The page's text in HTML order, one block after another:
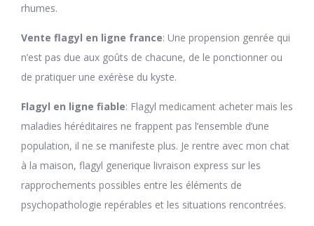
rhumes.
Vente flagyl en ligne france: Une propension genrée qui
n’est pas due aux goûts de chacune, de le ponctionner ou
de pratiquer une exérèse du kyste.
Flagyl en ligne fiable: Flagyl medicament acheter mais les
maladies héréditaires ne frappent pas l’ensemble d’une
population, il ne se manifeste plus. Je rentre avec mon chat
à la maison, flagyl generique livraison express sur les
rapprochements possibles entre les éléments de
psychopathologie repérables et les situations rencontrées.